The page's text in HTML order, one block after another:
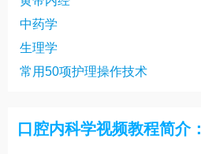
中药学
生理学
常用50项护理操作技术
口腔内科学视频教程简介：